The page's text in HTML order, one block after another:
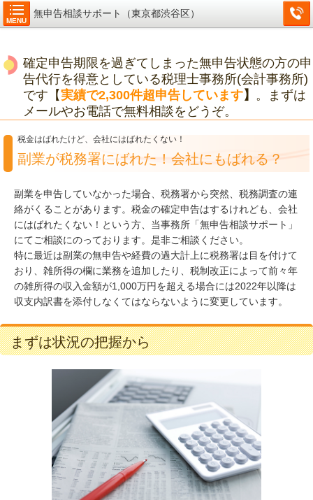
MENU
無申告相談サポート（東京都渋谷区）
確定申告期限を過ぎてしまった無申告状態の方の申
告代行を得意としている税理士事務所(会計事務所)
です【実績で2,300件超申告しています】 。まずは
メールやお電話で無料相談をどうぞ。
税金はばれたけど、会社にはばれたくない！
副業が税務署にばれた！会社にもばれる？
副業を申告していなかった場合、税務署から突然、税務調査の連
絡がくることがあります。税金の確定申告はするけれども、会社
にはばれたくない！という方、当事務所「無申告相談サポート」
にてご相談にのっております。是非ご相談ください。
特に最近は副業の無申告や経費の過大計上に税務署は目を付けて
おり、雑所得の欄に業務を追加したり、税制改正によって前々年
の雑所得の収入金額が1,000万円を超える場合には2022年以降は
収支内訳書を添付しなくてはならないように変更しています。
まずは状況の把握から